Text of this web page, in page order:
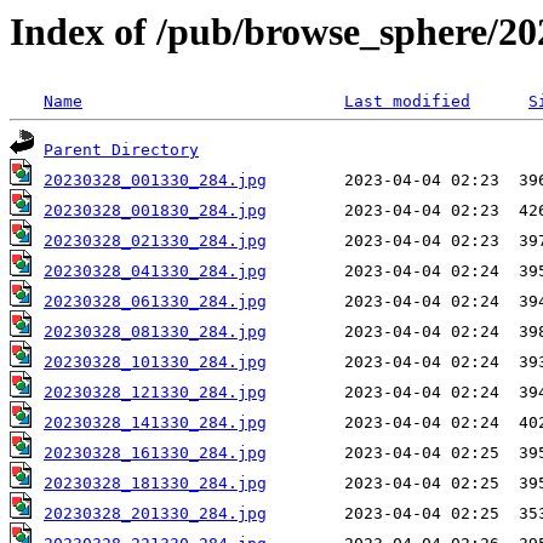
Index of /pub/browse_sphere/
Name Last modified
Parent Directory
20230328_001330_284.jpg
20230328_001830_284.jpg
20230328_021330_284.jpg
20230328_041330_284.jpg
20230328_061330_284.jpg
20230328_081330_284.jpg
20230328_101330_284.jpg
20230328_121330_284.jpg
20230328_141330_284.jpg
20230328_161330_284.jpg
20230328_181330_284.jpg
20230328_201330_284.jpg